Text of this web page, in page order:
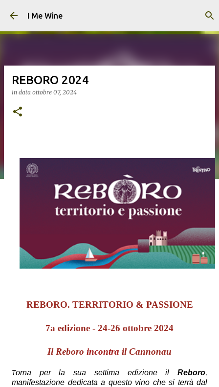
I Me Wine
REBORO 2024
in data ottobre 07, 2024
REBORO. TERRITORIO & PASSIONE
7a edizione - 24-26 ottobre 2024
Il Reboro incontra il Cannonau
Torna per la sua settima edizione il Reboro,
manifestazione dedicata a questo vino che si terrà dal